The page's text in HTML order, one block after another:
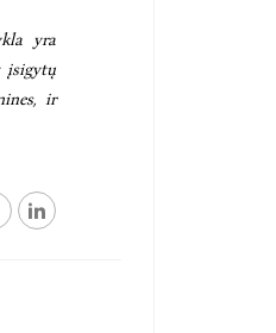
yra
įsigytų
ir